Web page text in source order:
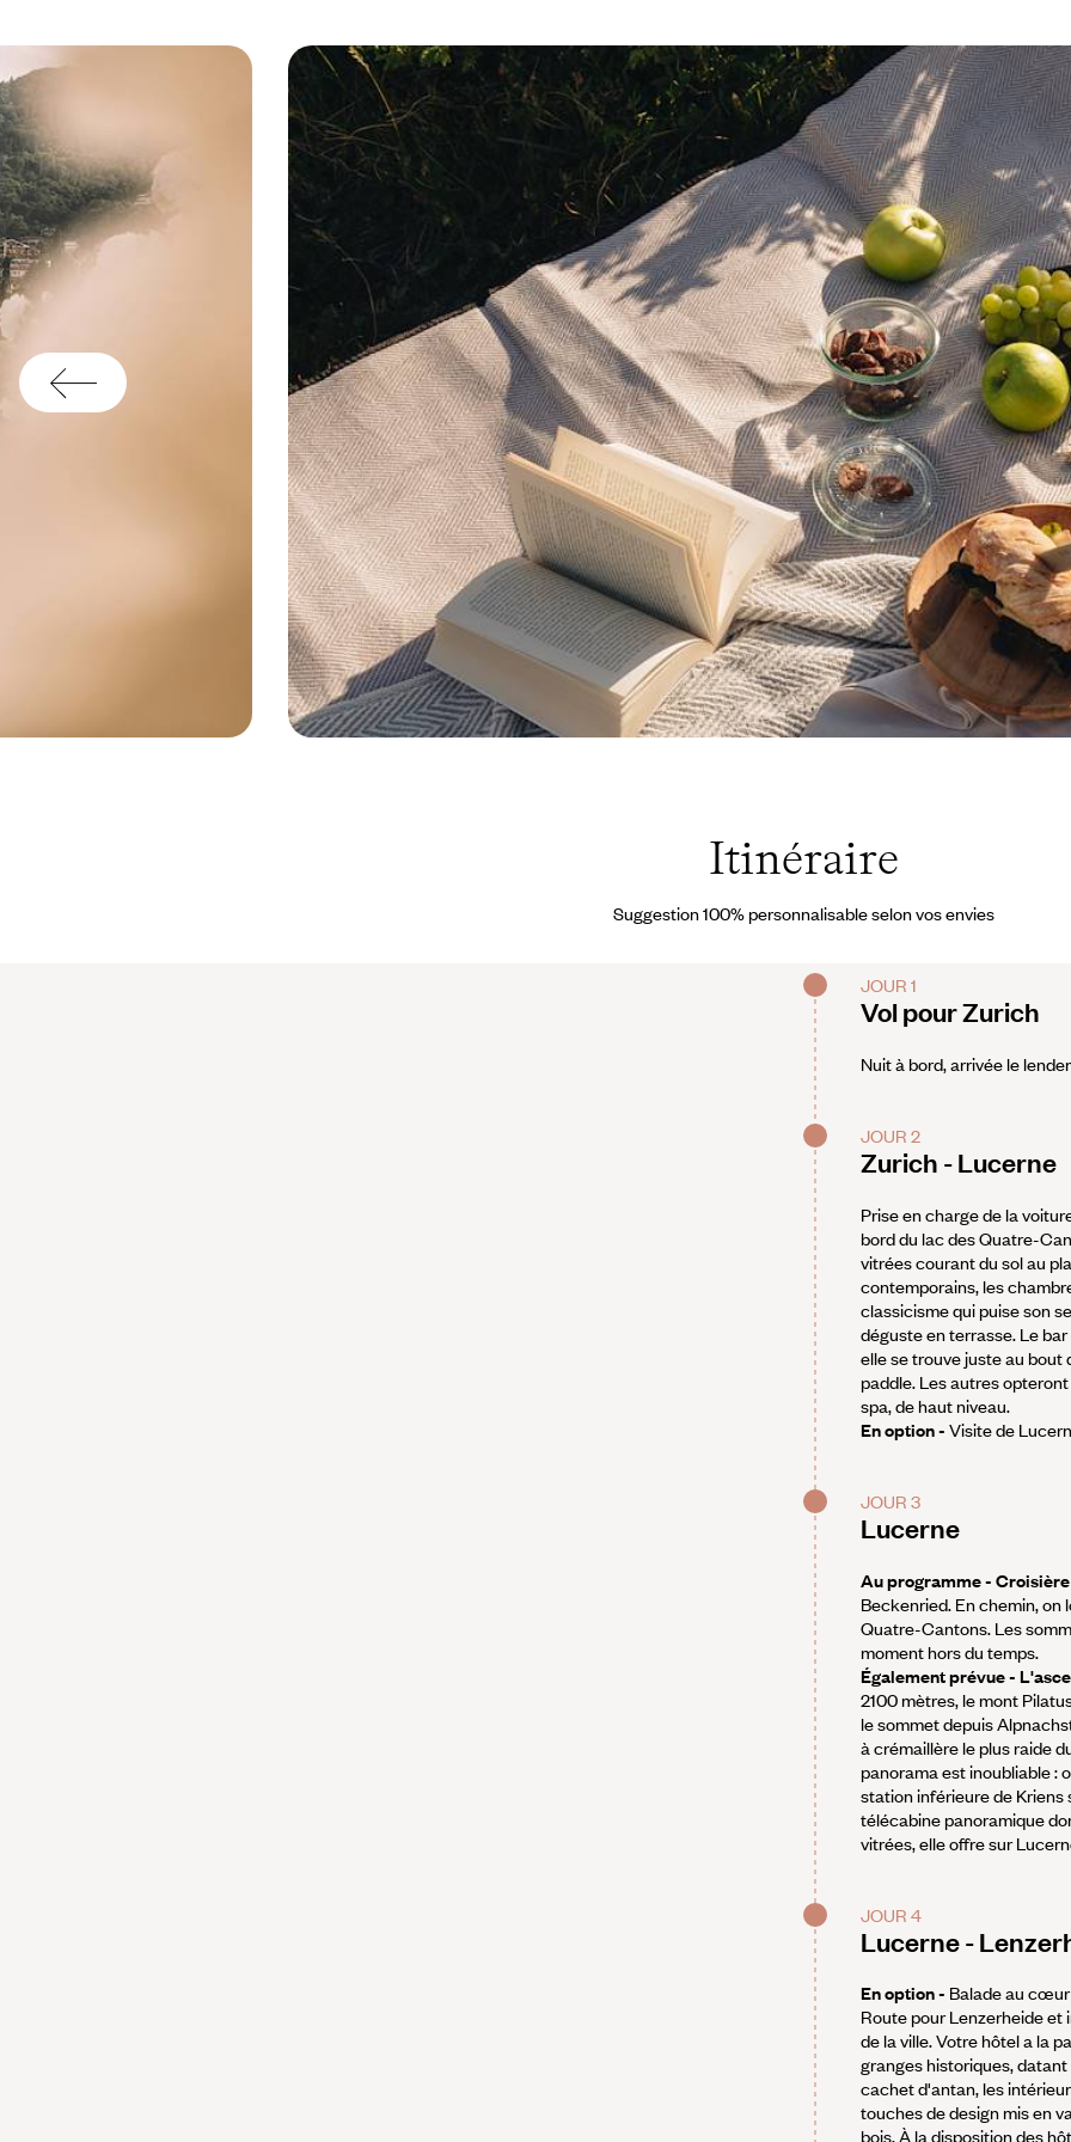
évoluer votre voyage selon vos envies pendant son
Itinéraire
Suggestion 100% personnalisable selon vos envies
JOUR 1
Vol pour Zurich
Nuit à bord, arrivée le
JOUR 2
Zurich - Lucerne
Prise en charge de la
bord du lac des Quatre-
vitrées courant du sol au
contemporains, les
classicisme qui puise son
déguste en terrasse. Le
elle se trouve juste au bout
paddle. Les autres
spa, de haut niveau.
En option - Visite de
JOUR 3
Lucerne
Au programme -
Beckenried. En chemin, on
Quatre-Cantons. Les
moment hors du temps.
Également prévue -
2100 mètres, le mont
le sommet depuis
à crémaillère le plus raide
panorama est inoubliable :
station inférieure de Kriens
télécabine panoramique
vitrées, elle offre sur
JOUR 4
Lucerne -
En option - Balade au
Route pour Lenzerheide et
de la ville. Votre hôtel a la
granges historiques,
cachet d'antan, les
touches de design mis en
bois. À la disposition des